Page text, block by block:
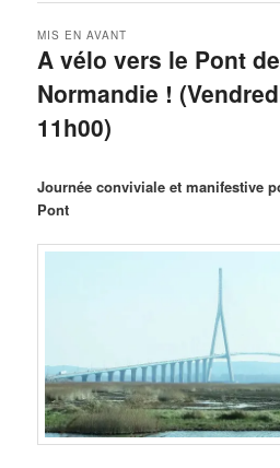
A vélo vers le Pont de
Normandie !
11h00)
MIS EN AVANT
Journée conviviale et manifestive
Pont